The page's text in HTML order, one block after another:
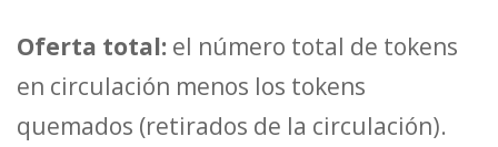
Oferta total: el número total de tokens
en circulación menos los tokens
quemados (retirados de la circulación).